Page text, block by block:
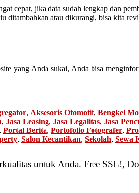
cepat, jika data sudah lengkap dan
ditambahkan atau dikurangi, bisa kita
yang Anda sukai, Anda bisa
, Aksesoris Otomotif, Bengkel
, Jasa Leasing, Jasa Legalitas, Jasa
, Portal Berita, Portofolio Fotografer,
, Salon Kecantikan, Sekolah, Sewa
untuk Anda. Free SSL!,